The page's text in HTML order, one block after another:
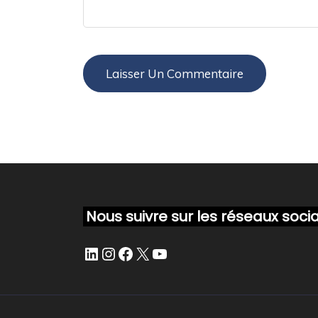
Nous suivre sur les réseaux
LinkedIn
Instagram
Facebook
X YouTube